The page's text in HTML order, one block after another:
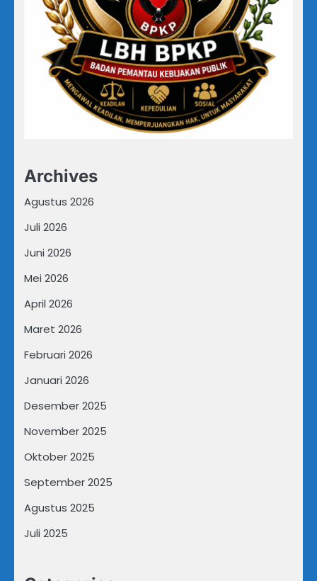
Archives
Agustus 2026
Juli 2026
Juni 2026
Mei 2026
April 2026
Maret 2026
Februari 2026
Januari 2026
Desember 2025
November 2025
Oktober 2025
September 2025
Agustus 2025
Juli 2025